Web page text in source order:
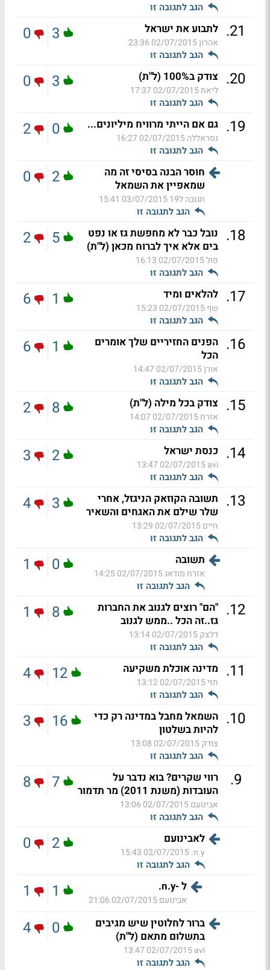
הגב לתגובה זו
21
. לתבוע את ישראל
אהרון02/07/2015 23:36
הגב לתגובה זו
3
0
20
. צודק ב100% (ל"ת)
ליאת02/07/2015 17:37
הגב לתגובה זו
3
0
19
. גם אם הייתי מרוויח מיליונים...
נסראללה02/07/2015 16:27
הגב לתגובה זו
0
2
חוסר הבנה בסיסי זה מה
שמאפיין את השמאל
תגובה ל19 03/07/2015 15:41
הגב לתגובה זו
2
0
18
. נובל כבר לא מחפשת גז או נפט
בים אלא איך לברוח מכאן (ל"ת)
פול02/07/2015 16:13
הגב לתגובה זו
5
2
17
. להלאים ומיד
שף02/07/2015 15:23
הגב לתגובה זו
1
6
16
. הפנים החזיריים שלך אומרים
הכל
אורן02/07/2015 14:47
הגב לתגובה זו
1
6
15
. צודק בכל מילה (ל"ת)
אזרח02/07/2015 14:07
הגב לתגובה זו
8
2
14
. כנסת ישראל
avi
02/07/2015 13:47
הגב לתגובה זו
2
3
13
. תשובה הקוזאק הניגזל, אחרי
שלר שילם את האגחים והשאיר
חיים02/07/2015 13:29
הגב לתגובה זו
3
4
תשובה
אזרח מודאג02/07/2015 14:25
הגב לתגובה זו
0
1
12
.
"הם" רוצים לגנוב את החברות
גז..זה הכל ..ממש לגנוב
דלצק02/07/2015 13:14
הגב לתגובה זו
8
1
11
. מדינה אוכלת משקיעה
חזי02/07/2015 13:12
הגב לתגובה זו
12
4
10
. השמאל מחבל במדינה רק כדי
להיות בשלטון
צודק02/07/2015 13:08
הגב לתגובה זו
16
3
9
.
רווי שקרים? בוא נדבר על
העובדות (משנת 2011) מר תדמור
אבינועם02/07/2015 13:06
הגב לתגובה זו
7
8
לאבינועם
n.y.
02/07/2015 15:43
הגב לתגובה זו
2
0
ל -n.y.
אבינועם02/07/2015 21:06
1
1
ברור לחלוטין שיש מגיבים
בתשלום מתאם (ל"ת)
avi
02/07/2015 13:47
הגב לתגובה זו
0
4